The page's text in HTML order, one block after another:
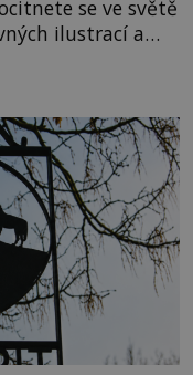
se ve světě
ilustrací a
všem
kodex patří mezi
vznikl ani co